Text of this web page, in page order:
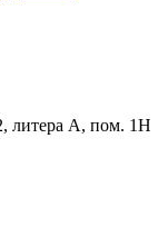
литера А, пом. 1Н